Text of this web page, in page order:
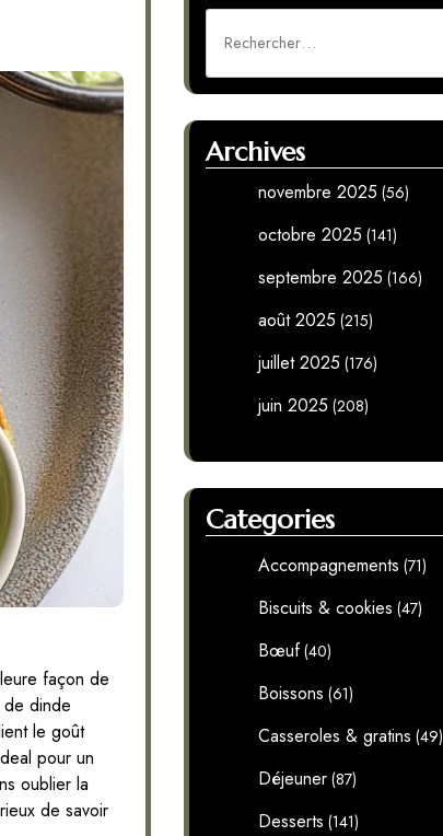
façon de
de dinde
le goût
pour un
oublier la
de savoir
Archives
novembre 2025 (56)
octobre 2025 (141)
septembre 2025 (166)
août 2025 (215)
juillet 2025 (176)
juin 2025 (208)
Categories
Accompagnements (71)
Biscuits & cookies (47)
Bœuf (40)
Boissons (61)
Casseroles & gratins (49)
Déjeuner (87)
Desserts (141)